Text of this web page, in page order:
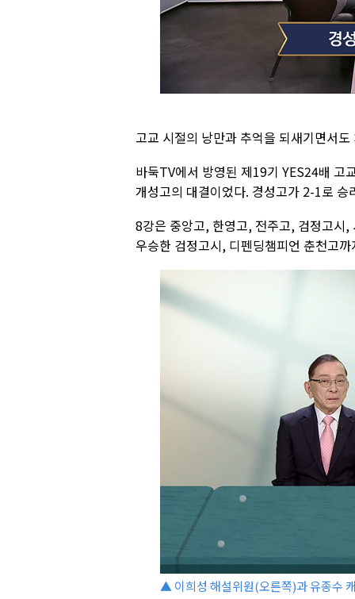
고교 시절의 낭만과 추억을 되새기면서
바둑TV에서 방영된 제19기 YES24배 고
개성고의 대결이었다. 경성고가 2-1로
8강은 중앙고, 한영고, 전주고, 검정고시
우승한 검정고시, 디펜딩챔피언 춘천고
▲ 이희성 해설위원(오른쪽)과 유종수